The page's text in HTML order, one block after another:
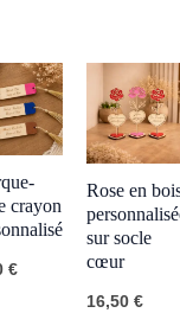
crayon
€
Rose en
sur socle
cœur
16,50 €